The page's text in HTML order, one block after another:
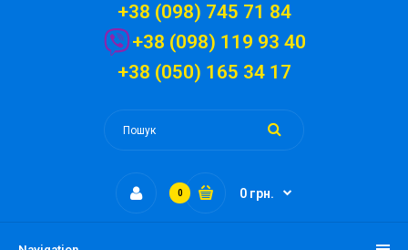
+38 (098) 745 71 84
+38 (098) 119 93 40
+38 (050) 165 34 17
0 0 грн.